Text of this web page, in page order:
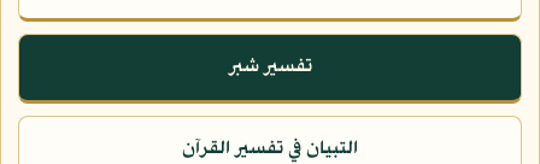
تفسير شبر
التبيان في تفسير القرآن